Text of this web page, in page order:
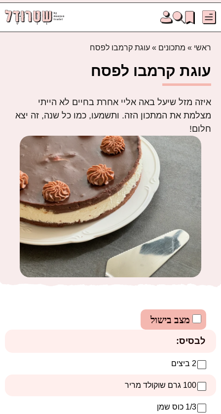
ראשי » מתכונים » עוגת קרמבו לפסח
עוגת קרמבו לפסח
איזה מזל שיעל באה אליי אחרת בחיים לא הייתי
מצלמת את המתכון הזה. ותשמעו, כמו כל שנה, זה יצא
חלום!
מצב בישול
לבסיס:
2 ביצים
100 גרם שוקולד מריר
1/3 כוס שמן